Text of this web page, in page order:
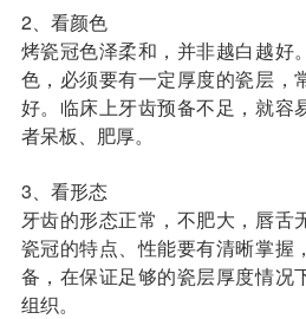
收费标准charge standard
就医指引contact us
2、看颜色
烤瓷冠色泽柔和，并非越白越好
色，必须要有一定厚度的瓷层，
好。临床上牙齿预备不足，就容
者呆板、肥厚。
3、看形态
牙齿的形态正常，不肥大，唇舌
瓷冠的特点、性能要有清晰掌握
备，在保证足够的瓷层厚度情况
组织。